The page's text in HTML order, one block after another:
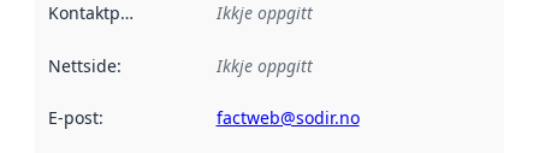
Kontaktpunkt Ikkje oppgitt
Nettside: Ikkje oppgitt
E-post: factweb@sodir.no